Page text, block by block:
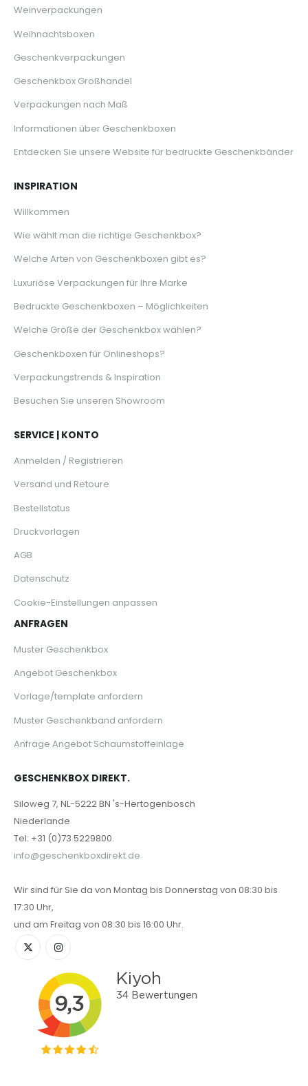
Weinverpackungen
Weihnachtsboxen
Geschenkverpackungen
Geschenkbox Großhandel
Verpackungen nach Maß
Informationen über Geschenkboxen
Entdecken Sie unsere Website für bedruckte Geschenkbänder
INSPIRATION
Willkommen
Wie wählt man die richtige Geschenkbox?
Welche Arten von Geschenkboxen gibt es?
Luxuriöse Verpackungen für Ihre Marke
Bedruckte Geschenkboxen – Möglichkeiten
Welche Größe der Geschenkbox wählen?
Geschenkboxen für Onlineshops?
Verpackungstrends & Inspiration
Besuchen Sie unseren Showroom
SERVICE | KONTO
Anmelden / Registrieren
Versand und Retoure
Bestellstatus
Druckvorlagen
AGB
Datenschutz
Cookie-Einstellungen anpassen
ANFRAGEN
Muster Geschenkbox
Angebot Geschenkbox
Vorlage/template anfordern
Muster Geschenkband anfordern
Anfrage Angebot Schaumstoffeinlage
GESCHENKBOX DIREKT.
Siloweg 7, NL-5222 BN 's-Hertogenbosch
Niederlande
Tel: +31 (0)73 5229800.
info@geschenkboxdirekt.de
Wir sind für Sie da von Montag bis Donnerstag von 08:30 bis
17:30 Uhr,
und am Freitag von 08:30 bis 16:00 Uhr.